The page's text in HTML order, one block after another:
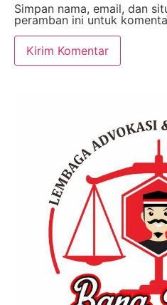
Simpan nama, email, dan
peramban ini untuk